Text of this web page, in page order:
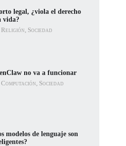
legal, ¿viola el derecho
vida?
Religión, Sociedad
no va a funcionar
Computación, Sociedad
modelos de lenguaje son